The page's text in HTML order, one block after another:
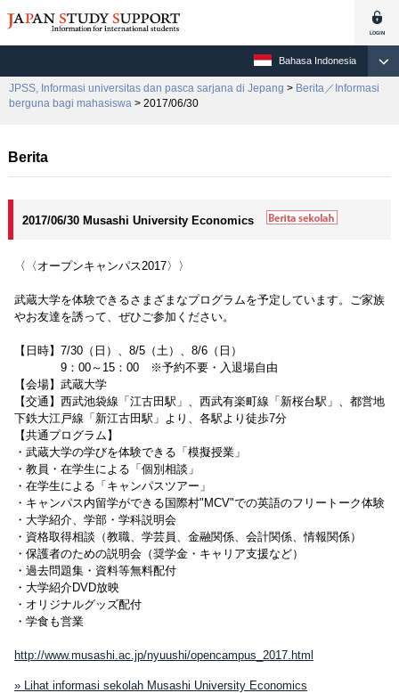
Bahasa Indonesia
JPSS, Informasi universitas dan pasca sarjana di Jepang > Berita／Informasi
berguna bagi mahasiswa > 2017/06/30
Berita
2017/06/30 Musashi University Economics
〈〈オープンキャンパス2017〉〉
武蔵大学を体験できるさまざまなプログラムを予定しています。ご家族
やお友達を誘って、ぜひご参加ください。
【日時】7/30（日）、8/5（土）、8/6（日）
9：00～15：00 ※予約不要・入退場自由
【会場】武蔵大学
【交通】西武池袋線「江古田駅」、西武有楽町線「新桜台駅」、都営地
下鉄大江戸線「新江古田駅」より、各駅より徒歩7分
【共通プログラム】
・武蔵大学の学びを体験できる「模擬授業」
・教員・在学生による「個別相談」
・在学生による「キャンパスツアー」
・キャンパス内留学ができる国際村"MCV"での英語のフリートーク体験
・大学紹介、学部・学科説明会
・資格取得相談（教職、学芸員、金融関係、会計関係、情報関係）
・保護者のための説明会（奨学金・キャリア支援など）
・過去問題集・資料等無料配付
・大学紹介DVD放映
・オリジナルグッズ配付
・学食も営業
http://www.musashi.ac.jp/nyuushi/opencampus_2017.html
» Lihat informasi sekolah Musashi University Economics